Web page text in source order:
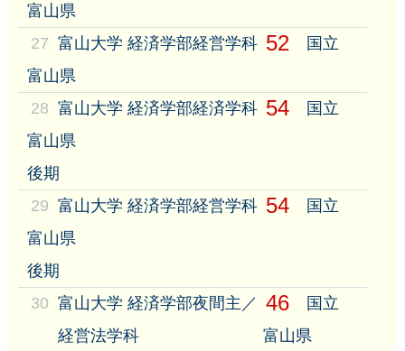
富山県
27 富山大学 経済学部経営学科 52
国立
富山県
28 富山大学 経済学部経済学科 54
国立
富山県
後期
29 富山大学 経済学部経営学科 54
国立
富山県
後期
30 富山大学 経済学部夜間主／
経営法学科
46
国立
富山県